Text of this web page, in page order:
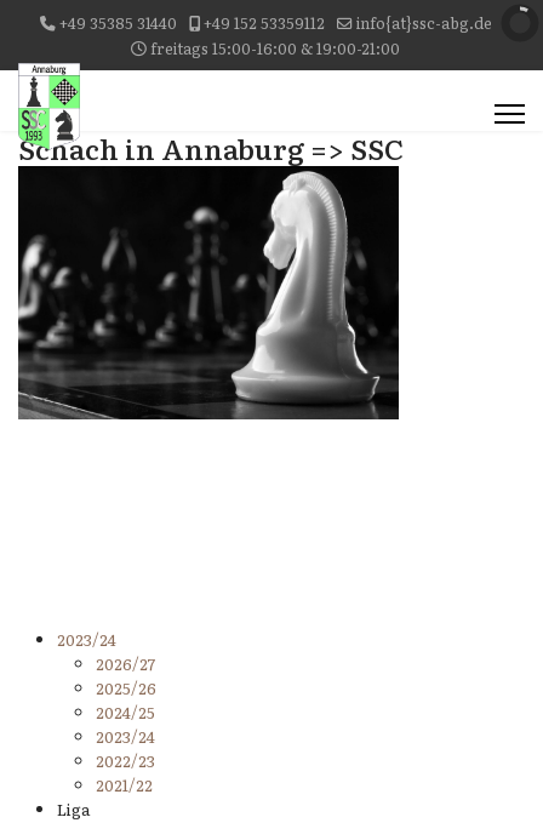
+49 35385 31440 +49 152 53359112
info{at}ssc-abg.de
freitags 15:00-16:00 & 19:00-21:00
Schach in Annaburg => SSC
2023/24
2026/27
2025/26
2024/25
2023/24
2022/23
2021/22
Liga